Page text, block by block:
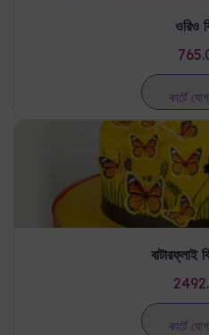
ওরিও
কার্টে
বাটারফ্লাই
কার্টে